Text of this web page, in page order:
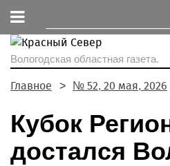
Вологодская областная газета.
Главное № 52, 20 мая, 2026
Кубок
достался